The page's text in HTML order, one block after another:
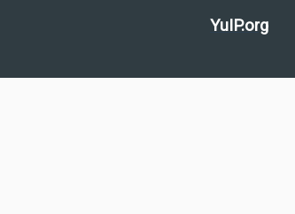
YuIP.org